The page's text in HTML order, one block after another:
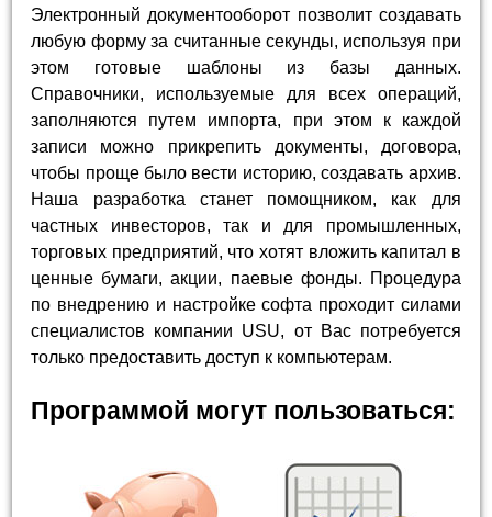
Электронный документооборот позволит создавать
любую форму за считанные секунды, используя при
этом готовые шаблоны из базы данных.
Справочники, используемые для всех операций,
заполняются путем импорта, при этом к каждой
записи можно прикрепить документы, договора,
чтобы проще было вести историю, создавать архив.
Наша разработка станет помощником, как для
частных инвесторов, так и для промышленных,
торговых предприятий, что хотят вложить капитал в
ценные бумаги, акции, паевые фонды. Процедура
по внедрению и настройке софта проходит силами
специалистов компании USU, от Вас потребуется
только предоставить доступ к компьютерам.
Программой могут пользоваться: